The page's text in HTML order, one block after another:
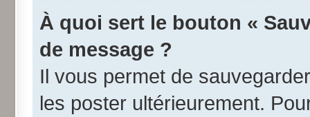
À quoi sert le bouton «
de message ?
Il vous permet de
les poster ultérieurement.